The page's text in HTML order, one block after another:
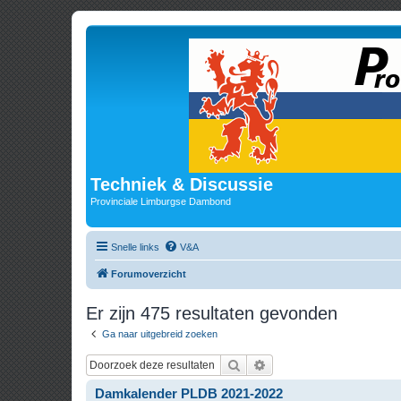
Techniek & Discussie
Provinciale Limburgse Dambond
Snelle links V&A
Forumoverzicht
Er zijn 475 resultaten gevonden
Ga naar uitgebreid zoeken
Zoek
Damkalender PLDB 2021-2022